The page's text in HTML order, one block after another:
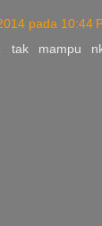
pada 10:44
tak mampu